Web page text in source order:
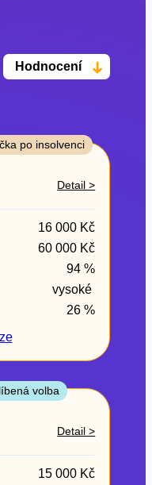
Hodnocení
po insolvenci
Detail >
16 000 Kč
60 000 Kč
94 %
vysoké
26 %
volba
Detail >
15 000 Kč